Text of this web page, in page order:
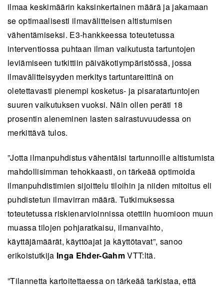
ilmaa keskimäärin kaksinkertainen määrä ja jakamaan
se optimaalisesti ilmavälitteisen altistumisen
vähentämiseksi. E3-hankkeessa toteutetussa
interventiossa puhtaan ilman vaikutusta tartuntojen
leviämiseen tutkittiin päiväkotiympäristössä, jossa
ilmavälitteisyyden merkitys tartuntareittinä on
oletettavasti pienempi kosketus- ja pisaratartuntojen
suuren vaikutuksen vuoksi. Näin ollen peräti 18
prosentin aleneminen lasten sairastuvuudessa on
merkittävä tulos.
”Jotta ilmanpuhdistus vähentäisi tartunnoille altistumista
mahdollisimman tehokkaasti, on tärkeää optimoida
ilmanpuhdistimien sijoittelu tiloihin ja niiden mitoitus eli
puhdistetun ilmavirran määrä. Tutkimuksessa
toteutetussa riskienarvioinnissa otettiin huomioon muun
muassa tilojen pohjaratkaisu, ilmanvaihto,
käyttäjämäärät, käyttöajat ja käyttötavat”, sanoo
erikoistutkija Inga Ehder-GahmVTT:ltä.
”Tilannetta kartoitettaessa on tärkeää tarkistaa, että